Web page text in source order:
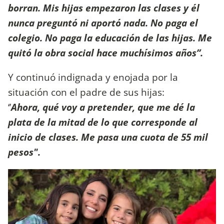
borran. Mis hijas empezaron las clases y él
nunca preguntó ni aportó nada. No paga el
colegio. No paga la educación de las hijas. Me
quitó la obra social hace muchísimos años”.
Y continuó indignada y enojada por la
situación con el padre de sus hijas:
‘’Ahora, qué voy a pretender, que me dé la
plata de la mitad de lo que corresponde al
inicio de clases. Me pasa una cuota de 55 mil
pesos".